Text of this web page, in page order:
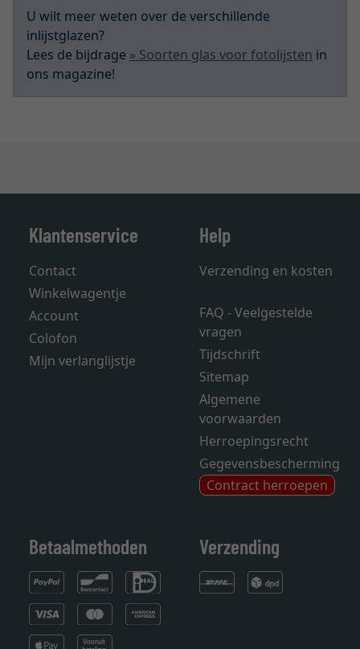
U wilt meer weten over de verschillende
inlijstglazen?
Lees de bijdrage » Soorten glas voor fotolijsten in
ons magazine!
Klantenservice
Contact
Winkelwagentje
Account
Colofon
Mijn verlanglijstje
Help
Verzending en kosten
FAQ - Veelgestelde
vragen
Tijdschrift
Sitemap
Algemene
voorwaarden
Herroepingsrecht
Gegevensbescherming
Contract herroepen
Betaalmethoden Verzending